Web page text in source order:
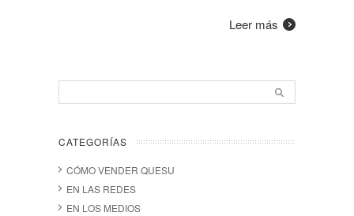
Leer más
CATEGORÍAS
CÓMO VENDER QUESU
EN LAS REDES
EN LOS MEDIOS